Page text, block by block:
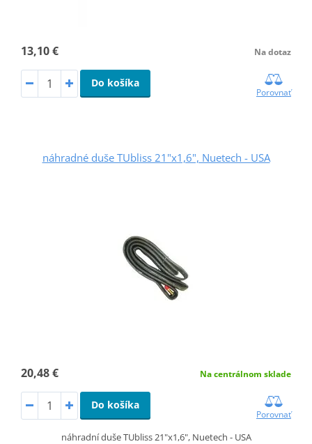
13,10 € Na dotaz
Do košíka
Porovnať
náhradné duše TUbliss 21"x1,6", Nuetech - USA
20,48 € Na centrálnom sklade
Do košíka
Porovnať
náhradní duše TUbliss 21"x1,6", Nuetech - USA